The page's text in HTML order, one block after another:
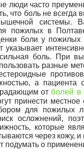
люди часто
что боль не
системы.
пожилых в
боли у
указывает
боль. При
разные
а
от болей в
принести
для пожилых
осложнений,
которые
через кожу,
подумать о